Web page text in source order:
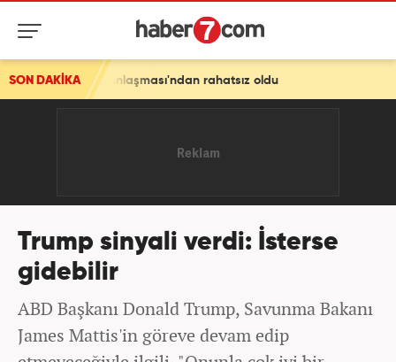
SON DAKİKA
Anlaşması'ndan rahatsız oldu
Trump sinyali verdi: İsterse
gidebilir
ABD Başkanı Donald Trump, Savunma Bakanı
James Mattis'in göreve devam edip